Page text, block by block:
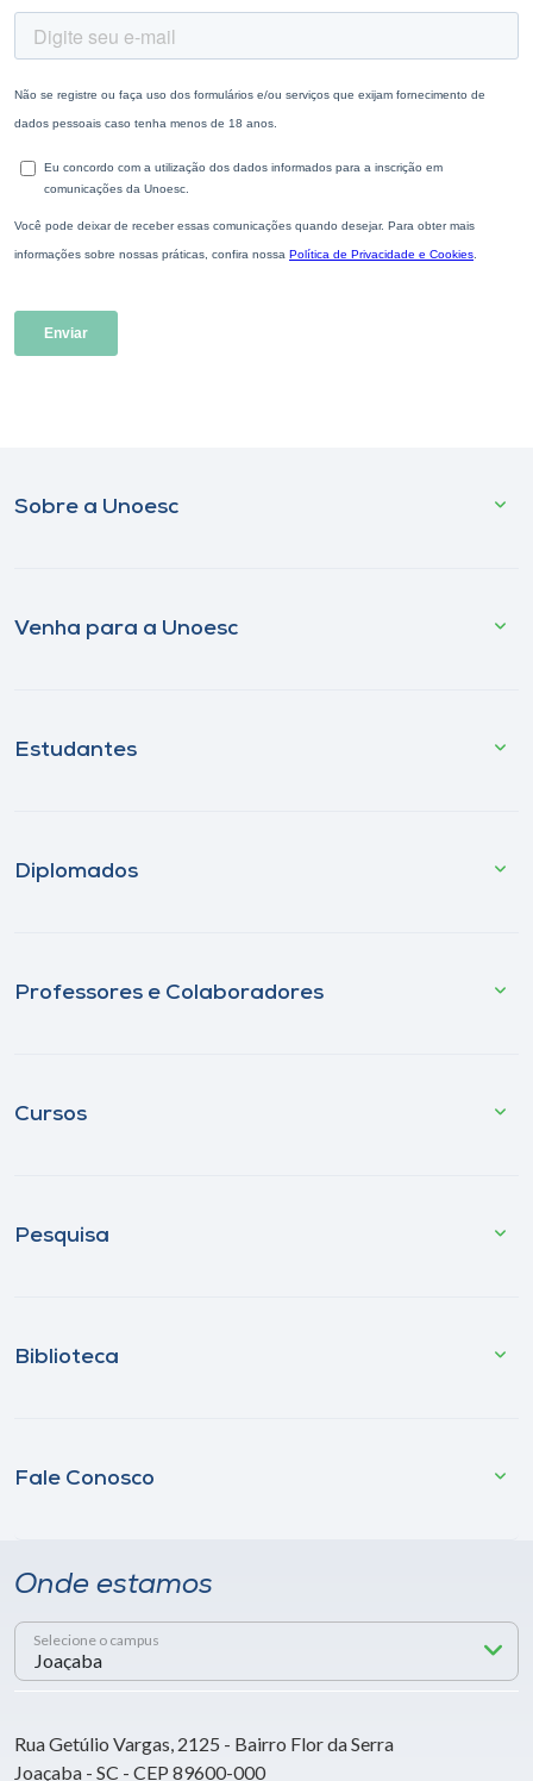
Sobre a Unoesc
Venha para a Unoesc
Estudantes
Diplomados
Professores e Colaboradores
Cursos
Pesquisa
Biblioteca
Fale Conosco
Onde estamos
Selecione o campus
Rua Getúlio Vargas, 2125 - Bairro Flor da Serra
Joaçaba - SC - CEP 89600-000